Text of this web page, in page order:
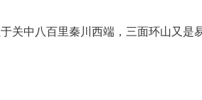
关中八百里秦川西端，三面环山又是